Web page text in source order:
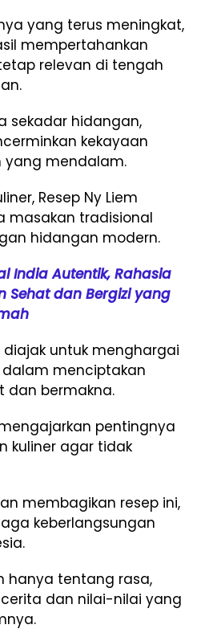
yang terus meningkat,
mempertahankan
relevan di tengah
sekadar hidangan,
kekayaan
yang mendalam.
Resep Ny Liem
masakan tradisional
hidangan modern.
India Autentik, Rahasia
Sehat dan Bergizi yang
diajak untuk menghargai
menciptakan
dan bermakna.
pentingnya
kuliner agar tidak
membagikan resep ini,
keberlangsungan
hanya tentang rasa,
dan nilai-nilai yang